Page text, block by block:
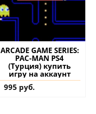
ARCADE GAME SERIES:
PAC-MAN PS4
(Турция) купить
игру на аккаунт
995 руб.